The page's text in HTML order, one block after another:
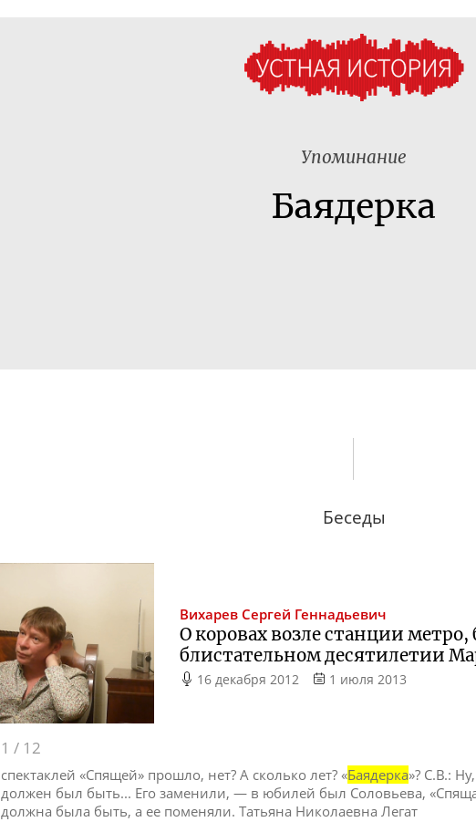
Упоминание
Баядерка
Беседы
Вихарев Сергей Геннадьевич
О коровах возле станции
блистательном десятилетии
16 декабря 2012 1 июля 2013
1 / 12
спектаклей «Спящей» прошло, нет? А сколько лет? «Баядерка»? С.В.:
должен был быть... Его заменили, — в юбилей был Соловьева,
должна была быть, а ее поменяли. Татьяна Николаевна Легат